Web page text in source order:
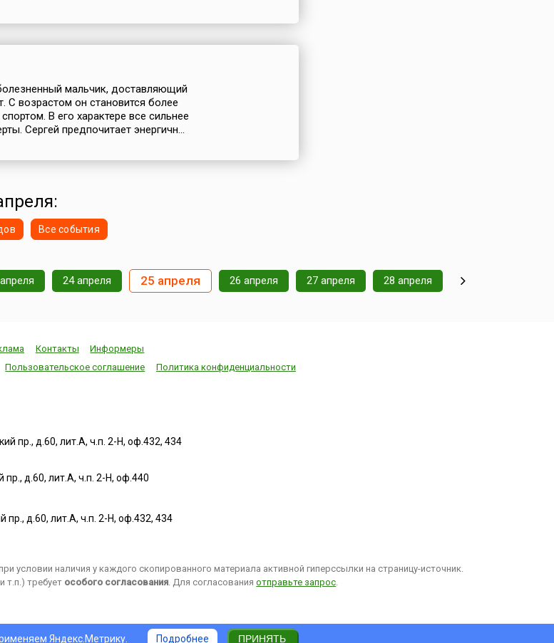
мальчик, доставляющий
С возрастом он становится более
В его характере все сильнее
Сергей предпочитает энергичн...
Все события
24 апреля 25 апреля 26 апреля 27 апреля 28 апреля
Контакты
Информеры
Пользовательское соглашение Политика конфиденциальности
пр., д.60, лит.А, ч.п. 2-Н, оф.432, 434
пр., д.60, лит.А, ч.п. 2-Н, оф.440
пр., д.60, лит.А, ч.п. 2-Н, оф.432, 434
условии наличия у каждого скопированного материала активной гиперссылки на страницу-источник.
т.п.) требует особого согласования. Для согласованияотправьте запрос.
Яндекс.Метрику. Подробнее ПРИНЯТЬ